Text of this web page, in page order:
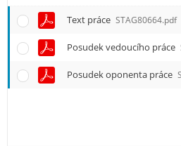
Text práce STAG80664.pdf
Posudek vedoucího práce
Posudek oponenta práce